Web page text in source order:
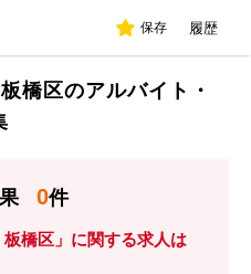
保存 履歴
橋区のアルバイト・
0件
板橋区」に関する求人は